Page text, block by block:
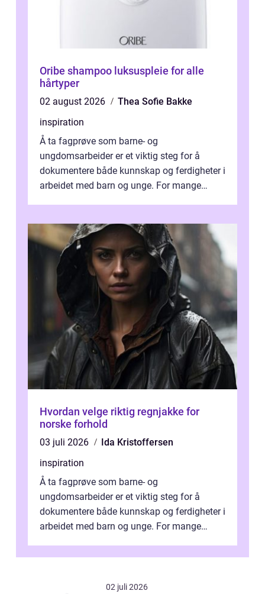
Oribe shampoo luksuspleie for alle
hårtyper
02 august 2026
Thea Sofie Bakke
inspiration
Å ta fagprøve som barne- og
ungdomsarbeider er et viktig steg for å
dokumentere både kunnskap og ferdigheter i
arbeidet med barn og unge. For mange
Hvordan velge riktig regnjakke for
norske forhold
03 juli 2026
Ida Kristoffersen
inspiration
Å ta fagprøve som barne- og
ungdomsarbeider er et viktig steg for å
dokumentere både kunnskap og ferdigheter i
arbeidet med barn og unge. For mange
02 juli 2026